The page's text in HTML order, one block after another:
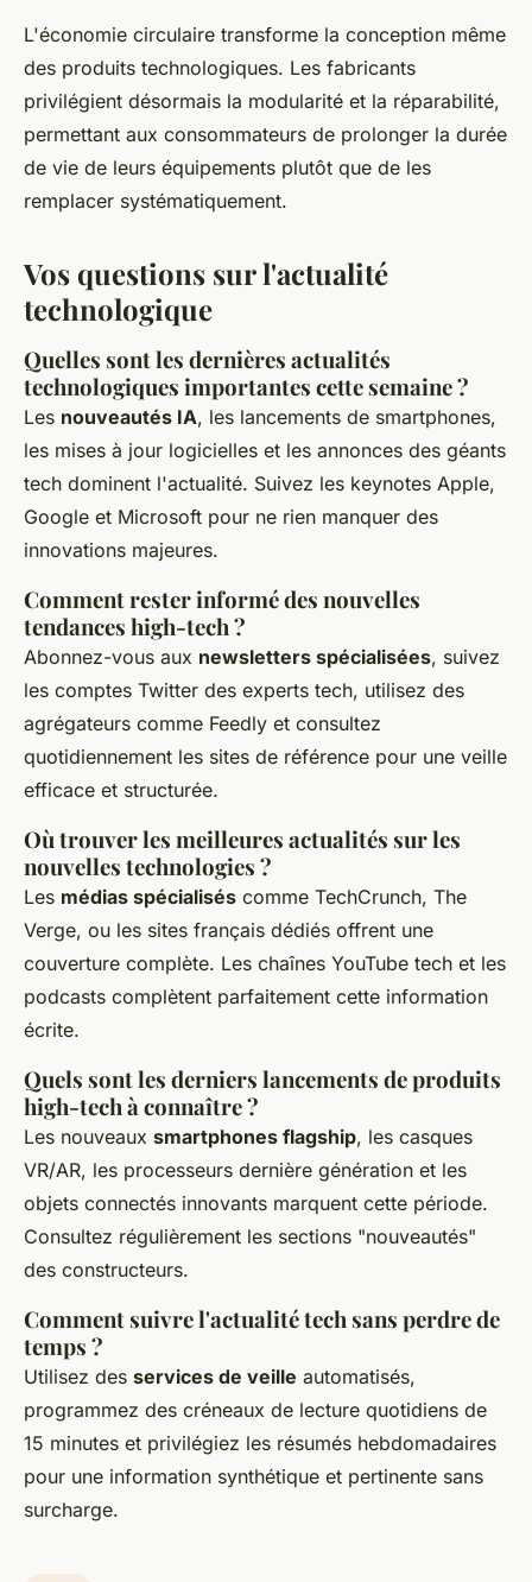
L'économie circulaire transforme la conception même
des produits technologiques. Les fabricants
privilégient désormais la modularité et la réparabilité,
permettant aux consommateurs de prolonger la durée
de vie de leurs équipements plutôt que de les
remplacer systématiquement.
Vos questions sur l'actualité
technologique
Quelles sont les dernières actualités
technologiques importantes cette semaine ?
Les nouveautés IA, les lancements de smartphones,
les mises à jour logicielles et les annonces des géants
tech dominent l'actualité. Suivez les keynotes Apple,
Google et Microsoft pour ne rien manquer des
innovations majeures.
Comment rester informé des nouvelles
tendances high-tech ?
Abonnez-vous aux newsletters spécialisées, suivez
les comptes Twitter des experts tech, utilisez des
agrégateurs comme Feedly et consultez
quotidiennement les sites de référence pour une veille
efficace et structurée.
Où trouver les meilleures actualités sur les
nouvelles technologies ?
Les médias spécialisés comme TechCrunch, The
Verge, ou les sites français dédiés offrent une
couverture complète. Les chaînes YouTube tech et les
podcasts complètent parfaitement cette information
écrite.
Quels sont les derniers lancements de produits
high-tech à connaître ?
Les nouveaux smartphones flagship, les casques
VR/AR, les processeurs dernière génération et les
objets connectés innovants marquent cette période.
Consultez régulièrement les sections "nouveautés"
des constructeurs.
Comment suivre l'actualité tech sans perdre de
temps ?
Utilisez des services de veille automatisés,
programmez des créneaux de lecture quotidiens de
15 minutes et privilégiez les résumés hebdomadaires
pour une information synthétique et pertinente sans
surcharge.